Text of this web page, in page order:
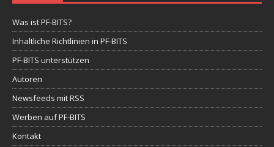
Was ist PF-BITS?
Inhaltliche Richtlinien in PF-BITS
PF-BITS unterstützen
Autoren
Newsfeeds mit RSS
Werben auf PF-BITS
Kontakt